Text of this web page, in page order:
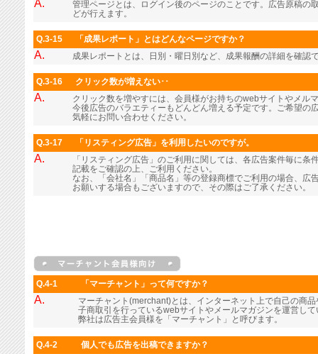
A.
管理ページとは、ログイン後のページのことです。広告原稿の
どが行えます。
Q.3-15 「成果レポート」とはどんなページですか？
A. 成果レポートとは、日別・曜日別など、成果報酬の詳細を確認
Q.3-16 クリック数が増えない･･
A.
クリック数を増やすには、会員様がお持ちのwebサイトやメル
今後広告のバラエティーもどんどん増える予定です。ご希望の
気軽にお問い合わせください。
Q.3-17 「リスティング広告」を利用したいのですが。
A.
「リスティング広告」のご利用に関しては、各広告案件毎に
記載をご確認の上、ご利用ください。
なお、「会社名」「商品名」等の登録商標でご利用の場合、広
お願いする場合もございますので、その際はご了承ください。
Q.4-1 「マーチャント」って何ですか？
A.
マーチャント(merchant)とは、インターネット上で自己の商
子商取引を行っているwebサイトやメールマガジンを運営し
弊社は広告主会員様を「マーチャント」と呼びます。
Q.4-2 個人でも広告を出稿できますか？